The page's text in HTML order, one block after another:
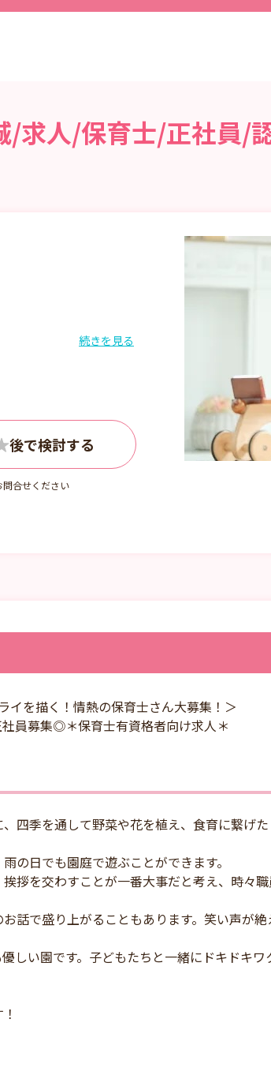
/求人/保育士/正社員/
くはお問い
続きを見る
合せください
イを描く！情熱の保育士さん大募集！＞
員募集◎＊保育士有資格者向け求人＊
四季を通して野菜や花を植え、食育に繋げ
の日でも園庭で遊ぶことができます。
拶を交わすことが一番大事だと考え、時々
話で盛り上がることもあります。笑い声が
しい園です。子どもたちと一緒にドキドキワ